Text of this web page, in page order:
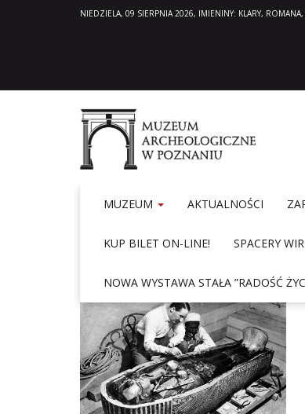
NIEDZIELA, 09 SIERPNIA 2026, IMIENINY: KLARY,
MUZEUM AKTUALNOŚCI
KUP BILET ON-LINE! SPACERY
NOWA WYSTAWA STAŁA ”RADOŚĆ